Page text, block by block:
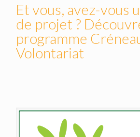
Et vous, avez-vous
de projet ?
programme
Volontariat